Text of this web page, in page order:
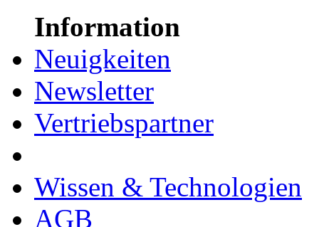
Information
Neuigkeiten
Newsletter
Vertriebspartner
Wissen & Technologien
AGB